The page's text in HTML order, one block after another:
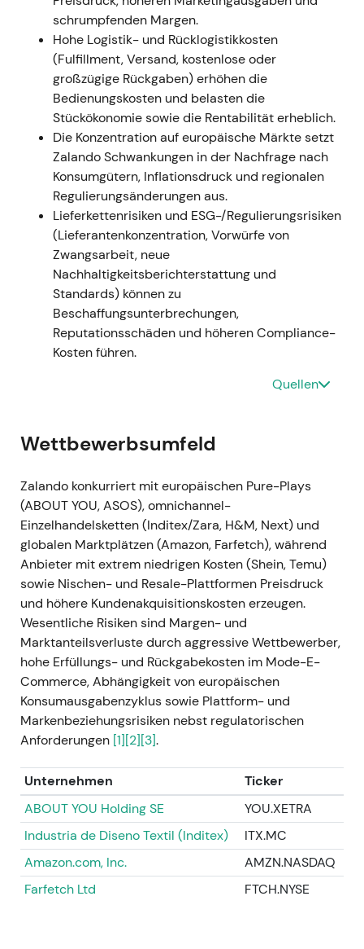
Wahrnehmung verschob sich von rein zyklischem
Gegenwind hin zu einer disziplinierten operativen
Reaktion. - Konsolidierungsphase mit allmählich
verbesserter Tendenz, da sich die
Margenkennzahlen erholten.
Februar 2023 — Organisationsvereinfachung und
Stellenabbau- Ankündigung eines Programms zum
Abbau mehrerer hundert indirekter Stellen sowie
zur Vereinfachung der Organisationsstruktur
(Konsultationen mit Arbeitnehmervertretern,
Einstellungsstopp)[32]. - Der Markt begann,
Zalando zunehmend als Turnaround- und
Wertaufholungsstory zu sehen — Wachstumsziele
traten in den Hintergrund, strukturelle
Margenverbesserung rückte in den Fokus. -
Weiterhin Seitwärtsbewegung, jedoch mit langsam
verbesserter Tendenz, da Anleger eine bessere
Ergebnissichtbarkeit einpreisten.
Geschäftsjahr 2023 (berichtet März 2024)- GJ
350 Mio. € (Marge ca. 3,5 %) — Guidance erfüllt,
[4]. - Die Narrative schwenkte auf „profitables
Wachstum" um: Kostendisziplin und
Mixverbesserungen lieferten Margenausweitung
und machten die mittelfristige Strategie für den
Markt glaubwürdig. - Ausbruchsversuche aus den
vorangegangenen Handelsspannen, gestützt durch
die verbesserten Fundamentaldaten.
13. März 2024 — Strategieupdate (Ökosystem:
B2C + B2B / ZEOS)- Vorstellung einer
„Ökosystem"-Strategie mit zwei
Wachstumsvektoren — B2C (Qualität, Lifestyle,
Content & Commerce) und B2B (ZEOS: Logistik,
Software, Services) — sowie mittelfristige
10 %; bereinigtes EBIT-Marge 6–8 % bis 2028)
[4]. - Anleger rahmten Zalando neu: nicht mehr
reiner Händler oder Marktplatz, sondern ein
hybrides Modell — differenziertes B2C-Ziel plus E-
Commerce-Betriebssystem mit inkrementeller,
mehrjähriger B2B-Optionalität. - Positiver
Richtungsimpuls und stimmungsgetriebener
schrumpfenden Margen.
Hohe Logistik- und Rücklogistikkosten
(Fulfillment, Versand, kostenlose oder
großzügige Rückgaben) erhöhen die
Bedienungskosten und belasten die
Stückökonomie sowie die Rentabilität erheblich.
Die Konzentration auf europäische Märkte setzt
Zalando Schwankungen in der Nachfrage nach
Konsumgütern, Inflationsdruck und regionalen
Regulierungsänderungen aus.
Lieferkettenrisiken und ESG-/Regulierungsrisiken
(Lieferantenkonzentration, Vorwürfe von
Zwangsarbeit, neue
Nachhaltigkeitsberichterstattung und
Standards) können zu
Beschaffungsunterbrechungen,
Reputationsschäden und höheren Compliance-
Kosten führen.
Quellen
Wettbewerbsumfeld
Zalando konkurriert mit europäischen Pure-Plays
(ABOUT YOU, ASOS), omnichannel-
Einzelhandelsketten (Inditex/Zara, H&M, Next) und
globalen Marktplätzen (Amazon, Farfetch), während
Anbieter mit extrem niedrigen Kosten (Shein, Temu)
sowie Nischen- und Resale-Plattformen Preisdruck
und höhere Kundenakquisitionskosten erzeugen.
Wesentliche Risiken sind Margen- und
Marktanteilsverluste durch aggressive Wettbewerber,
hohe Erfüllungs- und Rückgabekosten im Mode-E-
Commerce, Abhängigkeit von europäischen
Konsumausgabenzyklus sowie Plattform- und
Markenbeziehungsrisiken nebst regulatorischen
Anforderungen [1][2][3].
Unternehmen
Ticker
ABOUT YOU Holding SE
YOU.XETRA
Industria de Diseno Textil (Inditex)
ITX.MC
Amazon.com, Inc.
AMZN.NASDAQ
Farfetch Ltd
FTCH.NYSE